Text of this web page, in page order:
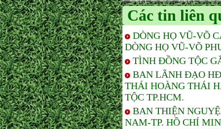
Các tin liên
DÒNG HỌ VŨ-VÕ
DÒNG HỌ VŨ-VÕ
TÌNH ĐỒNG TỘC
BAN LÃNH ĐẠO
THÁI HOÀNG THÁI
TỘC TP.HCM.
BAN THIỆN
NAM-TP. HỒ CHÍ